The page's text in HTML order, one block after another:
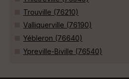
Trouville (76210)
Valliquerville (76190)
Yébleron (76640)
Ypreville-Biville (76540)